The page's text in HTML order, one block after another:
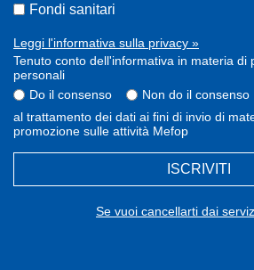
Fondi sanitari
Leggi l'informativa sulla privacy »
Tenuto conto dell'informativa in materia di
personali
Do il consenso
Non do il consenso
al trattamento dei dati ai fini di invio di
promozione sulle attività Mefop
ISCRIVITI
Se vuoi cancellarti dai